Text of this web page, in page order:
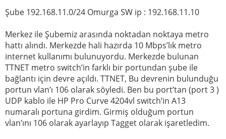
Şube 192.168.11.0/24 Omurga SW ip : 192.168.11.10
Merkez ile Şubemiz arasında noktadan noktaya metro
hattı alındı. Merkezde hali hazırda 10 Mbps’lık metro
internet kullanımı bulunuyordu. Merkezde bulunan
TTNET metro switch’in farklı bir portundan şube ile
bağlantı için devre açıldı. TTNET, Bu devrenin bulunduğu
portun vlan’ı 106 olarak söyledi. Ben bu port’tan (port 3 )
UDP kablo ile HP Pro Curve 4204vl switch’in A13
numaralı portuna girdim. Girmiş olduğum portun
vlan’ını 106 olarak ayarlayıp Tagget olarak işaretledim.